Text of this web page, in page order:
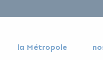
la Métropole